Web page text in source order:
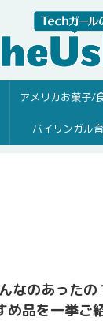
アメリカお菓子/
バイリンガル
のあったの
品を一挙ご